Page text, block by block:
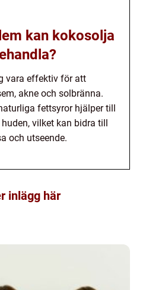
kan kokosolja
vara effektiv för att
akne och solbränna.
fettsyror hjälper till
vilket kan bidra till
och utseende.
inlägg här